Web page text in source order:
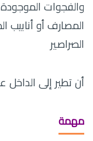
والفجوات
المصارف أو
الصراصير
أن تطير إلى الداخل
مهمة